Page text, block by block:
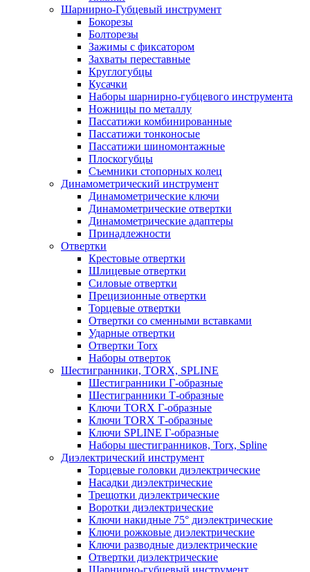
Шарнирно-Губцевый инструмент
Бокорезы
Болторезы
Зажимы с фиксатором
Захваты переставные
Круглогубцы
Кусачки
Наборы шарнирно-губцевого инструмента
Ножницы по металлу
Пассатижи комбинированные
Пассатижи тонконосые
Пассатижи шиномонтажные
Плоскогубцы
Съемники стопорных колец
Динамометрический инструмент
Динамометрические ключи
Динамометрические отвертки
Динамометрические адаптеры
Принадлежности
Отвертки
Крестовые отвертки
Шлицевые отвертки
Силовые отвертки
Прецизионные отвертки
Торцевые отвертки
Отвертки со сменными вставками
Ударные отвертки
Отвертки Torx
Наборы отверток
Шестигранники, TORX, SPLINE
Шестигранники Г-образные
Шестигранники Т-образные
Ключи TORX Г-образные
Ключи TORX Т-образные
Ключи SPLINE Г-образные
Наборы шестигранников, Torx, Spline
Диэлектрический инструмент
Торцевые головки диэлектрические
Насадки диэлектрические
Трещотки диэлектрические
Воротки диэлектрические
Ключи накидные 75° диэлектрические
Ключи рожковые диэлектрические
Ключи разводные диэлектрические
Отвертки диэлектрические
Шарнирно-губцевый инструмент